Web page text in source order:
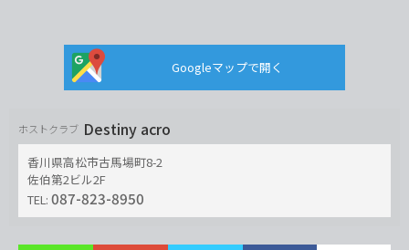
Googleマップで開く
ホストクラブ Destiny acro
香川県高松市古馬場町8-2
佐伯第2ビル2F
TEL: 087-823-8950